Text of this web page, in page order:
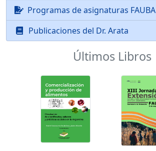
Programas de asignaturas FAUBA
Publicaciones del Dr. Arata
Últimos Libros